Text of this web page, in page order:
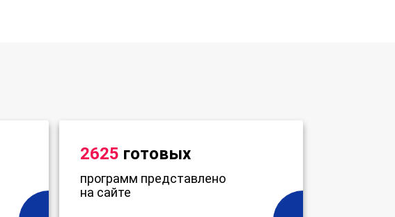
2625 готовых
программ представлено
на сайте